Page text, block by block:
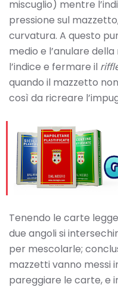
miscuglio) mentre
pressione sul
curvatura. A questo
medio e l’anulare
l’indice e fermare il
quando il mazzetto
così da ricreare
Tenendo le carte
due angoli si
per mescolarle;
mazzetti vanno messi
pareggiare le carte, e